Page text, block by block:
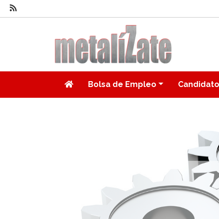
Bolsa de Empleo